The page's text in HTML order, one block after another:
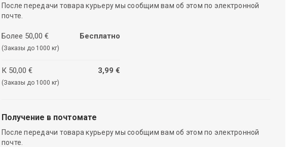
После передачи товара курьеру мы сообщим вам об этом по электронной
почте.
Более 50,00 €
(Заказы до 1000 кг)
Бесплатно
К 50,00 €
(Заказы до 1000 кг)
3,99 €
Получение в почтомате
После передачи товара курьеру мы сообщим вам об этом по электронной
почте.